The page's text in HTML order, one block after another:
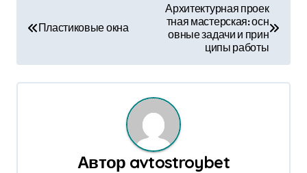
в
и
Пластиковые окна
Архитектурная проек
тная мастерская: осн
овные задачи и прин
ципы работы
Автор avtostroybet